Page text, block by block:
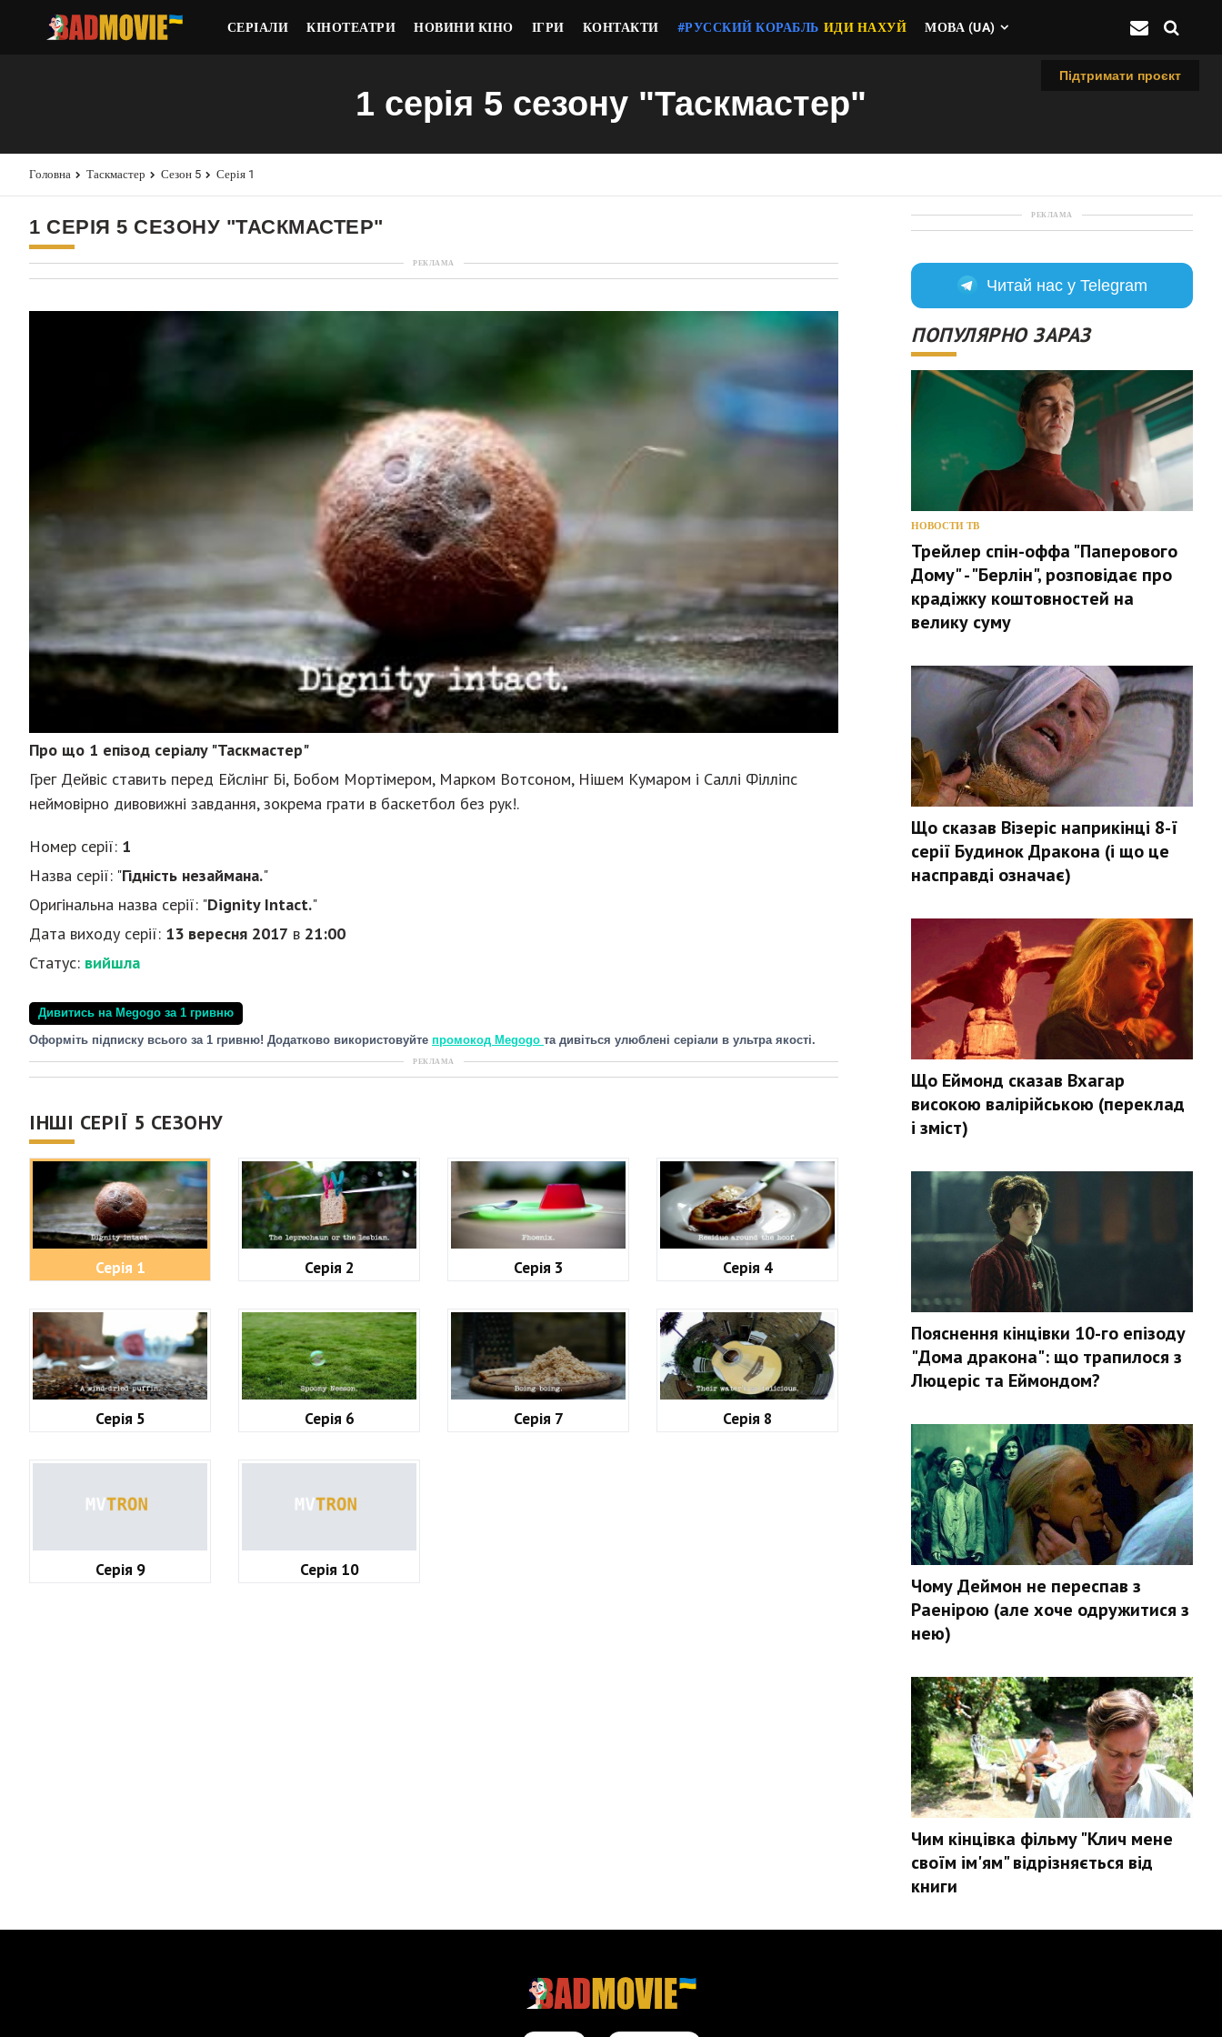
СЕРІАЛИ КІНОТЕАТРИ НОВИНИ КІНО ІГРИ КОНТАКТИ #РУССКИЙ КОРАБЛЬ ИДИ НАХУЙ МОВА (UA)
Підтримати проєкт
1 серія 5 сезону "Таскмастер"
Головна Таскмастер Сезон 5 Серія 1
1 СЕРІЯ 5 СЕЗОНУ "ТАСКМАСТЕР"
РЕКЛАМА
Про що 1 епізод серіалу "Таскмастер"
Грег Дейвіс ставить перед Ейслінг Бі, Бобом Мортімером, Марком Вотсоном, Нішем Кумаром і Саллі Філліпс
неймовірно дивовижні завдання, зокрема грати в баскетбол без рук!.
Номер серії: 1
Назва серії: "Гідність незаймана."
Оригінальна назва серії: "Dignity Intact."
Дата виходу серії: 13 вересня 2017 в 21:00
Статус: вийшла
Дивитись на Megogo за 1 гривню
Оформіть підписку всього за 1 гривню! Додатково використовуйте промокод Megogo та дивіться улюблені серіали в ультра якості.
РЕКЛАМА
ІНШІ СЕРІЇ 5 СЕЗОНУ
Серія 1 Серія 2 Серія 3 Серія 4
Серія 5 Серія 6 Серія 7 Серія 8
Серія 9 Серія 10
РЕКЛАМА
Читай нас у Telegram
ПОПУЛЯРНО ЗАРАЗ
НОВОСТИ ТВ
Трейлер спін-оффа "Паперового
Дому" - "Берлін", розповідає про
крадіжку коштовностей на
велику суму
Що сказав Візеріс наприкінці 8-ї
серії Будинок Дракона (і що це
насправді означає)
Що Еймонд сказав Вхагар
високою валірійською (переклад
і зміст)
Пояснення кінцівки 10-го епізоду
"Дома дракона": що трапилося з
Люцеріс та Еймондом?
Чому Деймон не переспав з
Раенірою (але хоче одружитися з
нею)
Чим кінцівка фільму "Клич мене
своїм ім'ям" відрізняється від
книги